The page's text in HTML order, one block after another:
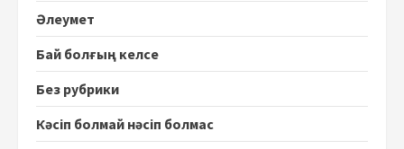
Әлеумет
Бай болғың келсе
Без рубрики
Кәсіп болмай нәсіп болмас